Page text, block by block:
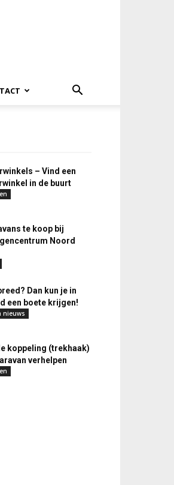
– Vind een
in de buurt
te koop bij
Noord
Dan kun je in
een boete krijgen!
nieuws
koppeling (trekhaak)
verhelpen